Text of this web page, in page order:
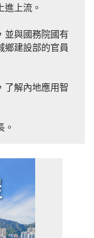
進上流。
並與國務院國有
鄉建設部的官員
了解內地應用智
。